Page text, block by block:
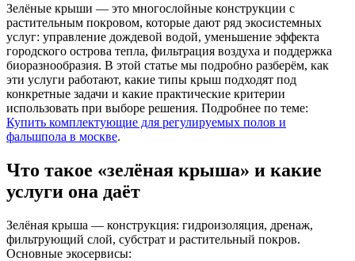
Зелёные крыши — это многослойные конструкции с
растительным покровом, которые дают ряд экосистемных
услуг: управление дождевой водой, уменьшение эффекта
городского острова тепла, фильтрация воздуха и поддержка
биоразнообразия. В этой статье мы подробно разберём, как
эти услуги работают, какие типы крыш подходят под
конкретные задачи и какие практические критерии
использовать при выборе решения. Подробнее по теме:
Купить комплектующие для регулируемых полов и
фальшпола в москве.
Что такое «зелёная крыша» и какие
услуги она даёт
Зелёная крыша — конструкция: гидроизоляция, дренаж,
фильтрующий слой, субстрат и растительный покров.
Основные экосервисы: